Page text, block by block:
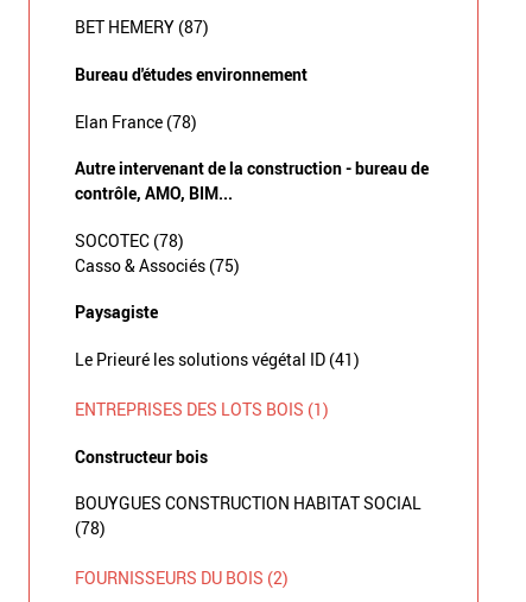
BET HEMERY (87)
Bureau d'études environnement
Elan France (78)
Autre intervenant de la construction - bureau de
contrôle, AMO, BIM...
SOCOTEC (78)
Casso & Associés (75)
Paysagiste
Le Prieuré les solutions végétal ID (41)
ENTREPRISES DES LOTS BOIS (1)
Constructeur bois
BOUYGUES CONSTRUCTION HABITAT SOCIAL
(78)
FOURNISSEURS DU BOIS (2)